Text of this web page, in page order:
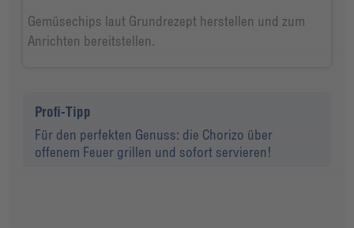
Gemüsechips laut Grundrezept herstellen und zum
Anrichten bereitstellen.
Profi-Tipp
Für den perfekten Genuss: die Chorizo über
offenem Feuer grillen und sofort servieren!